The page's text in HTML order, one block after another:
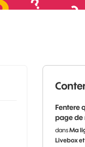
Fentere
page de
dansMa
Livebox